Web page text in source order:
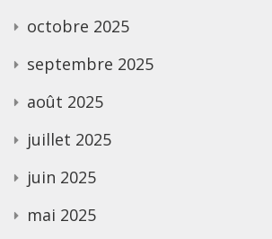
octobre 2025
septembre 2025
août 2025
juillet 2025
juin 2025
mai 2025